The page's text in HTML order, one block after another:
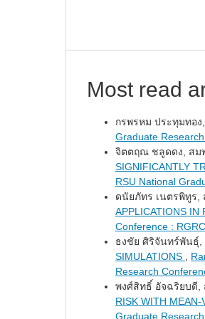
Most read
กรพรหม ประทุมทอ
Graduate
จิตตฤณ ชลูดดง, สม
SIGNIFICANTLY
RSU National
ดนัยภัทร เนตรพิทูร,
APPLICATIONS IN
Conference :
ธงชัย ศิริจันทร์พันธุ์,
SIMULATIONS
Research
พงศ์สิทธิ์ อัจฉริยบดี,
RISK WITH MEAN-
Graduate